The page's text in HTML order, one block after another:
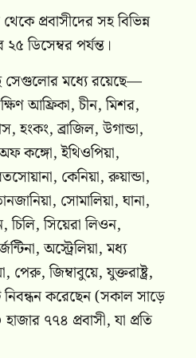
প্রবাসীদের সহ বিভিন্ন
ডিসেম্বর পর্যন্ত।
সেগুলোর মধ্যে রয়েছে—
আফ্রিকা, চীন, মিশর,
হংকং, ব্রাজিল, উগান্ডা,
কঙ্গো, ইথিওপিয়া,
কেনিয়া, রুয়ান্ডা,
সোমালিয়া, ঘানা,
চিলি, সিয়েরা লিওন,
অস্ট্রেলিয়া, মধ্য
পেরু, জিম্বাবুয়ে, যুক্তরাষ্ট্র,
করেছেন (সকাল সাড়ে
৭৭৪ প্রবাসী, যা প্রতি